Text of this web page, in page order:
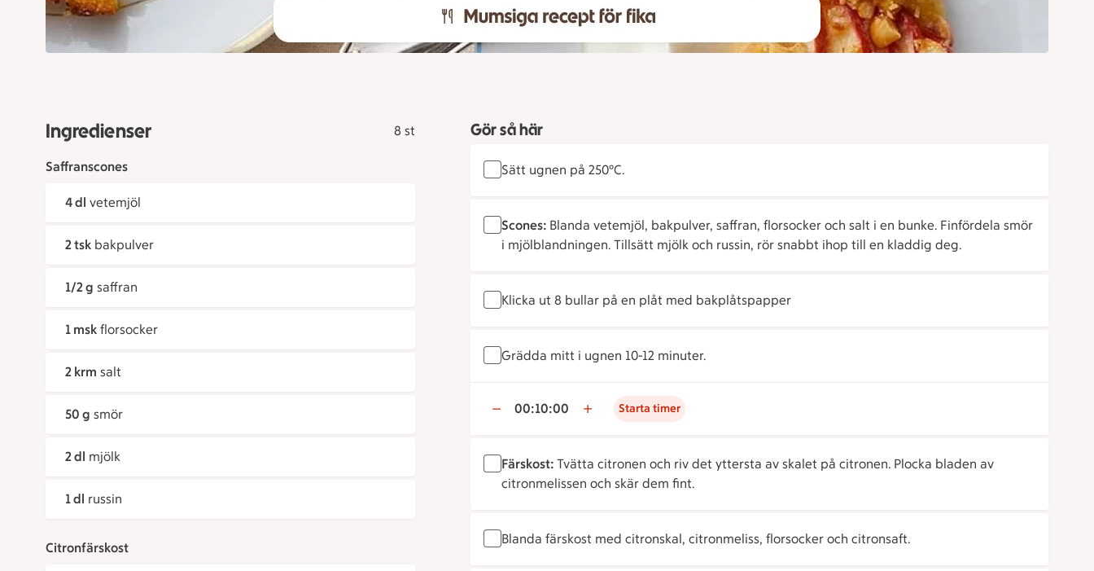
Ingredienser 8 st
Saffranscones
4 dl vetemjöl
2 tsk bakpulver
1/2 g saffran
1 msk florsocker
2 krm salt
50 g smör
2 dl mjölk
1 dl russin
Citronfärskost
Gör så här
Sätt ugnen på 250°C.
Scones: Blanda vetemjöl, bakpulver, saffran, florsocker och salt i en bunke. Finfördela smör
i mjölblandningen. Tillsätt mjölk och russin, rör snabbt ihop till en kladdig deg.
Klicka ut 8 bullar på en plåt med bakplåtspapper
Grädda mitt i ugnen 10-12 minuter.
00:10:00 Starta timer
Färskost: Tvätta citronen och riv det yttersta av skalet på citronen. Plocka bladen av
citronmelissen och skär dem fint.
Blanda färskost med citronskal, citronmeliss, florsocker och citronsaft.